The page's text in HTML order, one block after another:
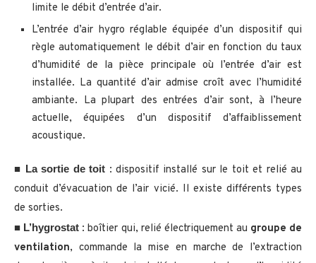
limite le débit d’entrée d’air.
L’entrée d’air hygro réglable équipée d’un dispositif qui
règle automatiquement le débit d’air en fonction du taux
d’humidité de la pièce principale où l’entrée d’air est
installée. La quantité d’air admise croît avec l’humidité
ambiante. La plupart des entrées d’air sont, à l’heure
actuelle, équipées d’un dispositif d’affaiblissement
acoustique.
■ La sortie de toit : dispositif installé sur le toit et relié au
conduit d’évacuation de l’air vicié. Il existe différents types
de sorties.
■ L’hygrostat : boîtier qui, relié électriquement au groupe de
ventilation, commande la mise en marche de l’extraction